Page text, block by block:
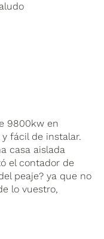
9800kw en
fácil de instalar.
casa aislada
el contador de
peaje? ya que no
lo vuestro,